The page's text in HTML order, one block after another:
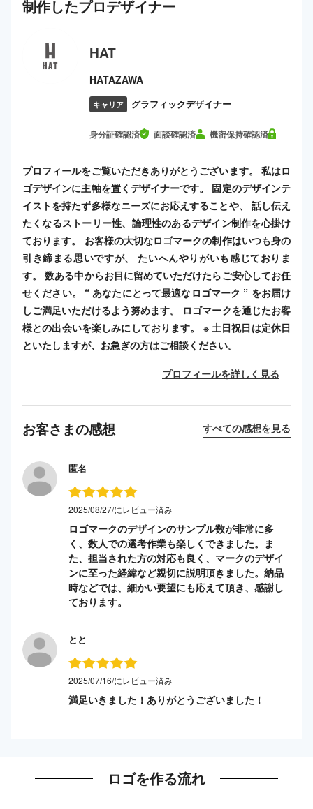
制作したプロデザイナー
HAT
HATAZAWA
キャリア グラフィックデザイナー
身分証確認済 面談確認済 機密保持確認済
プロフィールをご覧いただきありがとうございます。 私はロ
ゴデザインに主軸を置くデザイナーです。 固定のデザインテ
イストを持たず多様なニーズにお応えすることや、 話し伝え
たくなるストーリー性、論理性のあるデザイン制作を心掛け
ております。 お客様の大切なロゴマークの制作はいつも身の
引き締まる思いですが、 たいへんやりがいも感じておりま
す。 数ある中からお目に留めていただけたらご安心してお任
せください。 “ あなたにとって最適なロゴマーク ” をお届け
しご満足いただけるよう努めます。 ロゴマークを通じたお客
様との出会いを楽しみにしております。 ※ 土日祝日は定休日
といたしますが、お急ぎの方はご相談ください。
プロフィールを詳しく見る
お客さまの感想 すべての感想を見る
匿名
2025/08/27/にレビュー済み
ロゴマークのデザインのサンプル数が非常に多
く、数人での選考作業も楽しくできました。ま
た、担当された方の対応も良く、マークのデザイ
ンに至った経緯など親切に説明頂きました。納品
時などでは、細かい要望にも応えて頂き、感謝し
ております。
とと
2025/07/16/にレビュー済み
満足いきました！ありがとうございました！
ロゴを作る流れ